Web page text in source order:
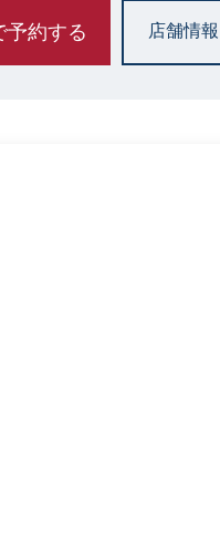
予約する 店舗情